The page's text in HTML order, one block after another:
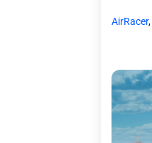
AirRacer,